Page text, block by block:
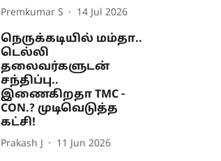
Premkumar S 14 Jul 2026
நெருக்கடியில் மம்தா..
டெல்லி
தலைவர்களுடன்
சந்திப்பு..
இணைகிறதா TMC -
CON.? முடிவெடுத்த
கட்சி!
Prakash J 11 Jun 2026